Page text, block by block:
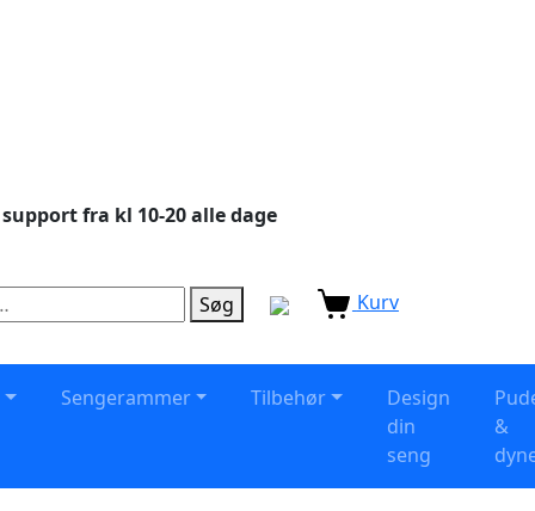
fra kl 10-20 alle dage
Søg Kurv
Sengerammer Tilbehør
Design
din
seng
&